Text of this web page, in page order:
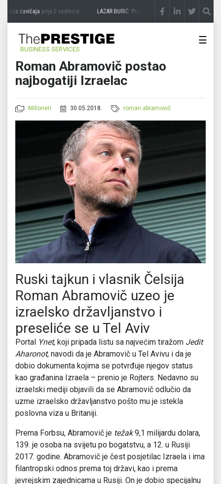
ukusa zavičajaprije 2 sedmice LAZAR ĐURIĆ: Promocija potencijal pretvara u
BUSINESS SERVICES
☰
Roman Abramovič postao
najbogatiji Izraelac
Milioneri 30.05.2018. roman abramovič
Ruski tajkun i vlasnik Čelsija
Roman Abramovič uzeo je
izraelsko državljanstvo i
preseliće se u Tel Aviv
Portal Ynet, koji pripada listu sa najvećim tiražom Jedit
Aharonot, navodi da je Abramovič u Tel Avivu i da je
dobio dokumenta kojima se potvrđuje njegov status
kao građanina Izraela – prenio je Rojters. Nedavno su
izraelski mediji objavili da se Abramovič odlučio da
uzme izraelsko državljanstvo pošto mu je istekla
poslovna viza u Britaniji.
Prema Forbsu, Abramovič je težak9,1 milijardu dolara,
139. je osoba na svijetu po bogatstvu, a 12. u Rusiji
2017. godine. Abramovič je čest posjetilac Izraela i ima
filantropski odnos prema toj državi, kao i prema
jevrejskim zajednicama u Rusiji. On je dobio specijalnu